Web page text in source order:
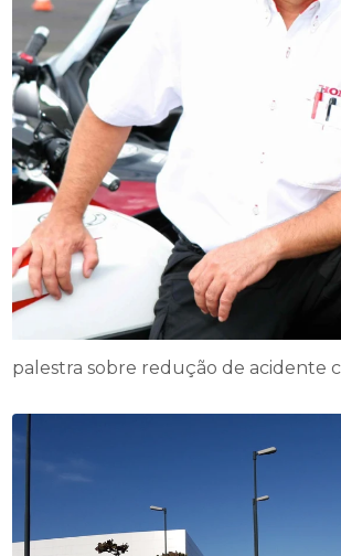
palestra sobre redução de acidente